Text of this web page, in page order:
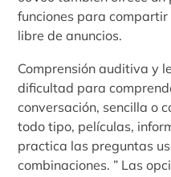
funciones para
libre de anuncios.
Comprensión auditiva y
dificultad para
conversación, sencilla o
todo tipo, películas,
practica las preguntas
combinaciones. ” Las